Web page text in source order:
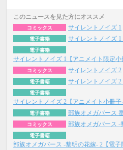
このニュースを見た方にオススメ
コミックス サイレントノイズ 1
電子書籍 サイレントノイズ 1
電子書籍
サイレントノイズ 1【アニメイト限定小
コミックス サイレントノイズ 2
電子書籍 サイレントノイズ 2
電子書籍
サイレントノイズ 2【アニメイト小冊子
電子書籍 部族オメガバース
コミックス 部族オメガバース -
電子書籍
部族オメガバース -黎明の花嫁- 2【電子